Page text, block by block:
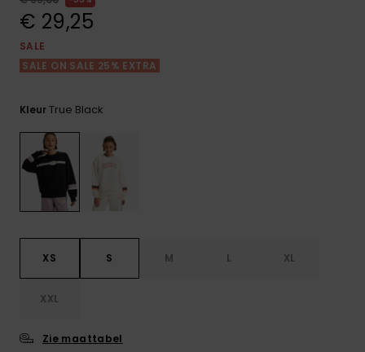
ROXY APP
€ 29,25
SALE
SALE ON SALE 25% EXTRA
KleurTrue Black
XS S M L XL
XXL
Zie maattabel